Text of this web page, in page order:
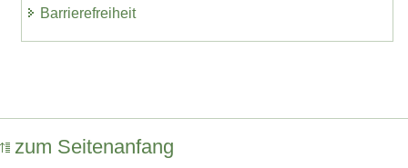
Barrierefreiheit
zum Seitenanfang